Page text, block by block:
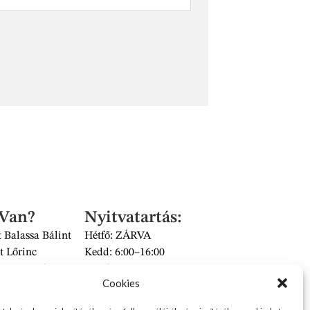
Cookies
Balassa Bálint
Lőrinc
Nyitvatartás:
Hétfő: ZÁRVA
Kedd: 6:00–16:00
Csütörtök: 6:00–16:00